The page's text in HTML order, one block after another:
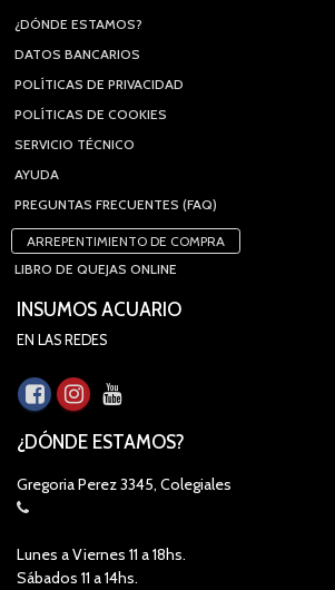
¿DÓNDE ESTAMOS?
DATOS BANCARIOS
POLÍTICAS DE PRIVACIDAD
POLÍTICAS DE COOKIES
SERVICIO TÉCNICO
AYUDA
PREGUNTAS FRECUENTES (FAQ)
ARREPENTIMIENTO DE COMPRA
LIBRO DE QUEJAS ONLINE
INSUMOS ACUARIO
EN LAS REDES
¿DÓNDE ESTAMOS?
Gregoria Perez 3345, Colegiales
Lunes a Viernes 11 a 18hs.
Sábados 11 a 14hs.